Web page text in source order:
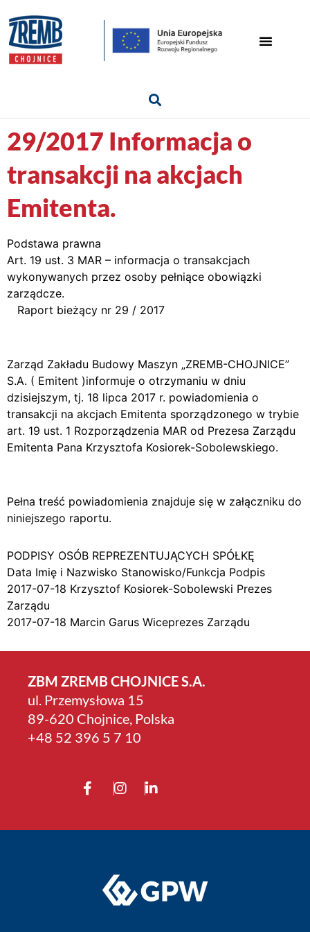
29/2017 Informacja o
transakcji na akcjach
Emitenta.
Podstawa prawna
Art. 19 ust. 3 MAR – informacja o transakcjach
wykonywanych przez osoby pełniące obowiązki
zarządcze.
Raport bieżący nr 29 / 2017
Zarząd Zakładu Budowy Maszyn „ZREMB-CHOJNICE”
S.A. ( Emitent )informuje o otrzymaniu w dniu
dzisiejszym, tj. 18 lipca 2017 r. powiadomienia o
transakcji na akcjach Emitenta sporządzonego w trybie
art. 19 ust. 1 Rozporządzenia MAR od Prezesa Zarządu
Emitenta Pana Krzysztofa Kosiorek-Sobolewskiego.
Pełna treść powiadomienia znajduje się w załączniku do
niniejszego raportu.
PODPISY OSÓB REPREZENTUJĄCYCH SPÓŁKĘ
Data Imię i Nazwisko Stanowisko/Funkcja Podpis
2017-07-18 Krzysztof Kosiorek-Sobolewski Prezes
Zarządu
2017-07-18 Marcin Garus Wiceprezes Zarządu
ZBM ZREMB CHOJNICE S.A.
ul. Przemysłowa 15
89-620 Chojnice, Polska
+4­8 52 396 5 7 10